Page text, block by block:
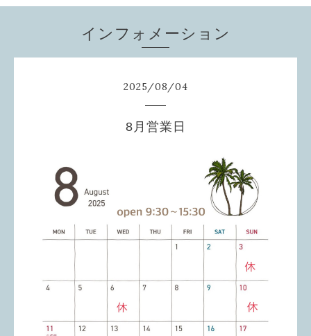
インフォメーション
2025/08/04
8月営業日